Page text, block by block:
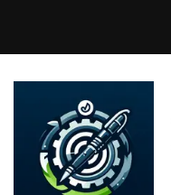
inhoud
(druk
Enter)